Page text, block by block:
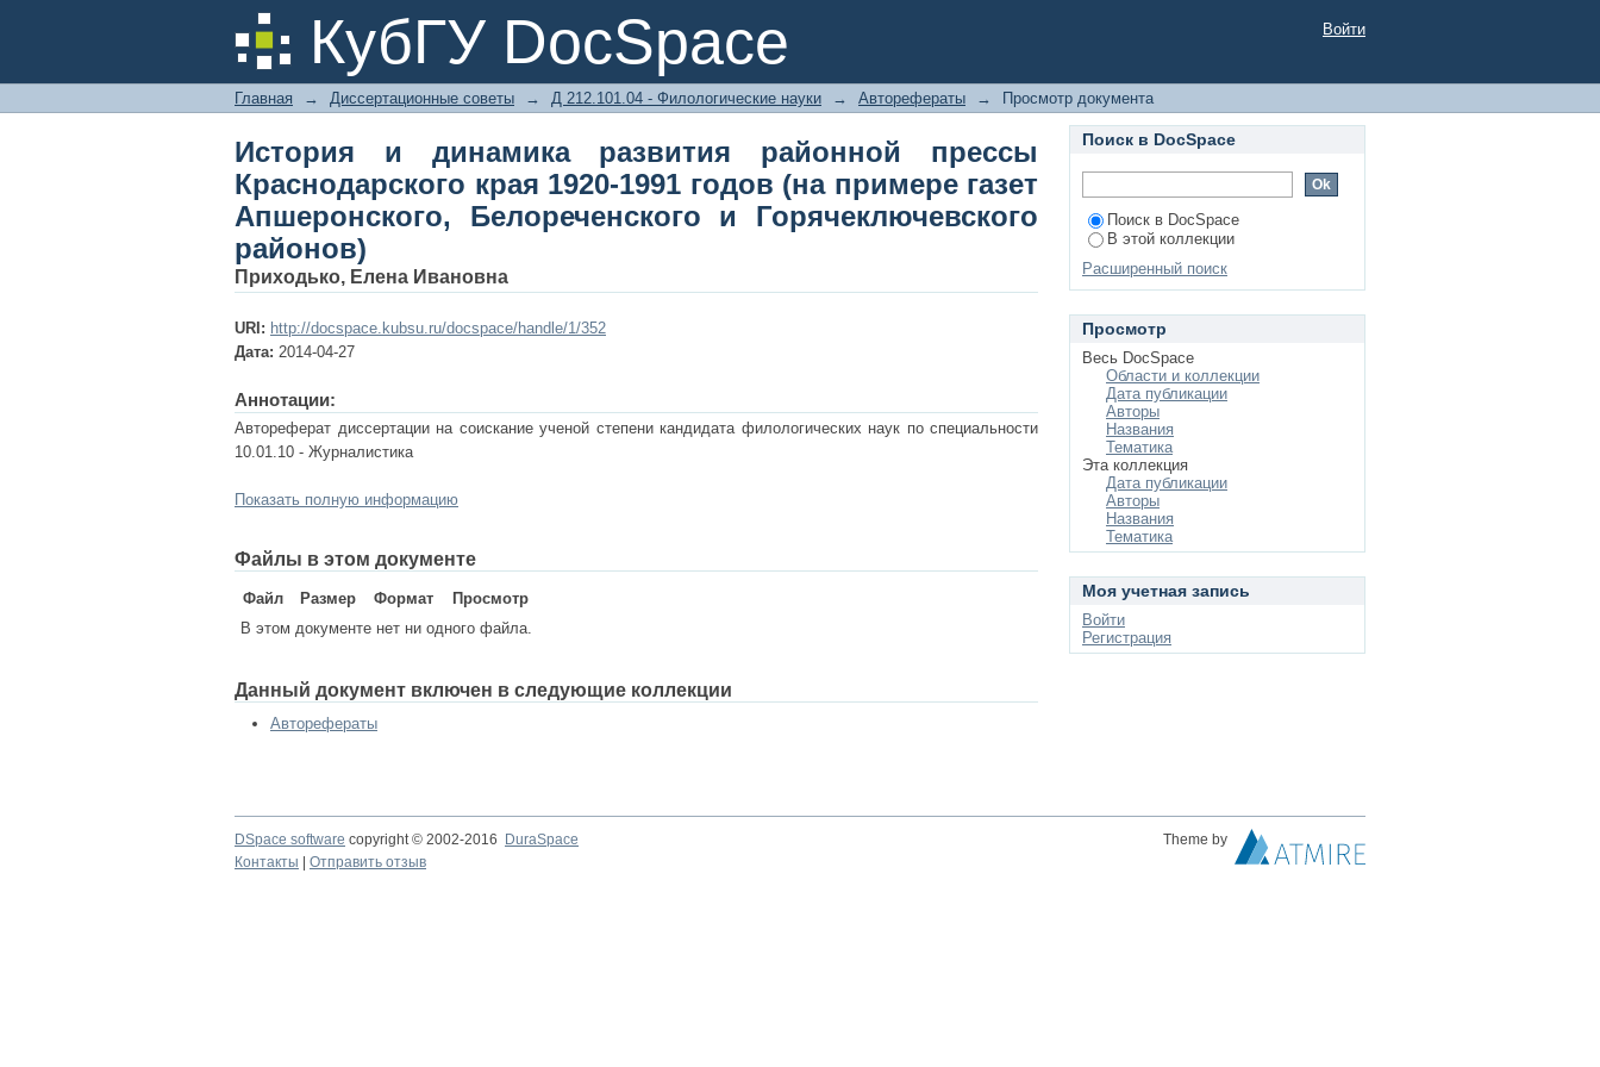
КубГУ DocSpace
История и динамика развития районной прессы Краснодарского края 1920-
1991 годов (на примере газет Апшеронского, Белореченского и
Горячеключевского районов)
Войти
Главная → Диссертационные советы → Д 212.101.04 - Филологические науки → Авторефераты → Просмотр документа
История и динамика развития районной прессы
Краснодарского края 1920-1991 годов (на примере газет
Апшеронского, Белореченского и Горячеключевского
районов)
Приходько, Елена Ивановна
URI: http://docspace.kubsu.ru/docspace/handle/1/352
Дата: 2014-04-27
Аннотации:
Автореферат диссертации на соискание ученой степени кандидата филологических наук по специальности
10.01.10 - Журналистика
Показать полную информацию
Файлы в этом документе
Файл Размер Формат
Просмотр
В этом документе нет ни одного файла.
Данный документ включен в следующие коллекции
Авторефераты
Поиск в DocSpace
Поиск в DocSpace
В этой коллекции
Расширенный поиск
Просмотр
Весь DocSpace
Области и коллекции
Дата публикации
Авторы
Названия
Тематика
Эта коллекция
Дата публикации
Авторы
Названия
Тематика
Моя учетная запись
Войти
Регистрация
DSpace software copyright © 2002-2016 DuraSpace
Theme by
Контакты
Отправить отзыв